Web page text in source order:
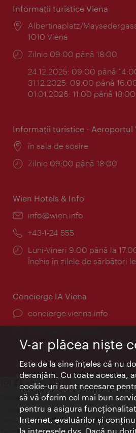
Informaţii turistice Viena
Locul:
Albertinaplatz/
1010 Viena
Program:
Zilnic 09:00 până 18:00
24.12.2025: 09:00 până
31.12.2025: 09:00 până
01.01.2026: 11:00 până 18:00
Informaţii turistice - Aeroportul
Locul:
în sala de sosire
Program:
Zilnic 09:00 până 18:00
Wien Hotels & Info
E-
info@wien.info
Telefon:
+43-1-24 555
Program:
Luni-Vineri 9:00 până la
Închis în zilele de sărbători
Concierge IA Viena
concierge.vienna.info
Contact
Credits
Declaraţie privind protecţia datelor
Terms of Use
V-ar plăcea nişte
Este de la sine înţeles că nu
deranjăm. Cu toate acestea,
cookie-uri sunt necesare
să vă oferim cel mai bun
pentru a asigura
Internet, evaluărilor şi
la interesele dvs. Dacă nu